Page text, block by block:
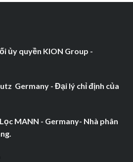
ủy quyền KION Group -
Germany - Đại lý chỉ định của
MANN - Germany- Nhà phân